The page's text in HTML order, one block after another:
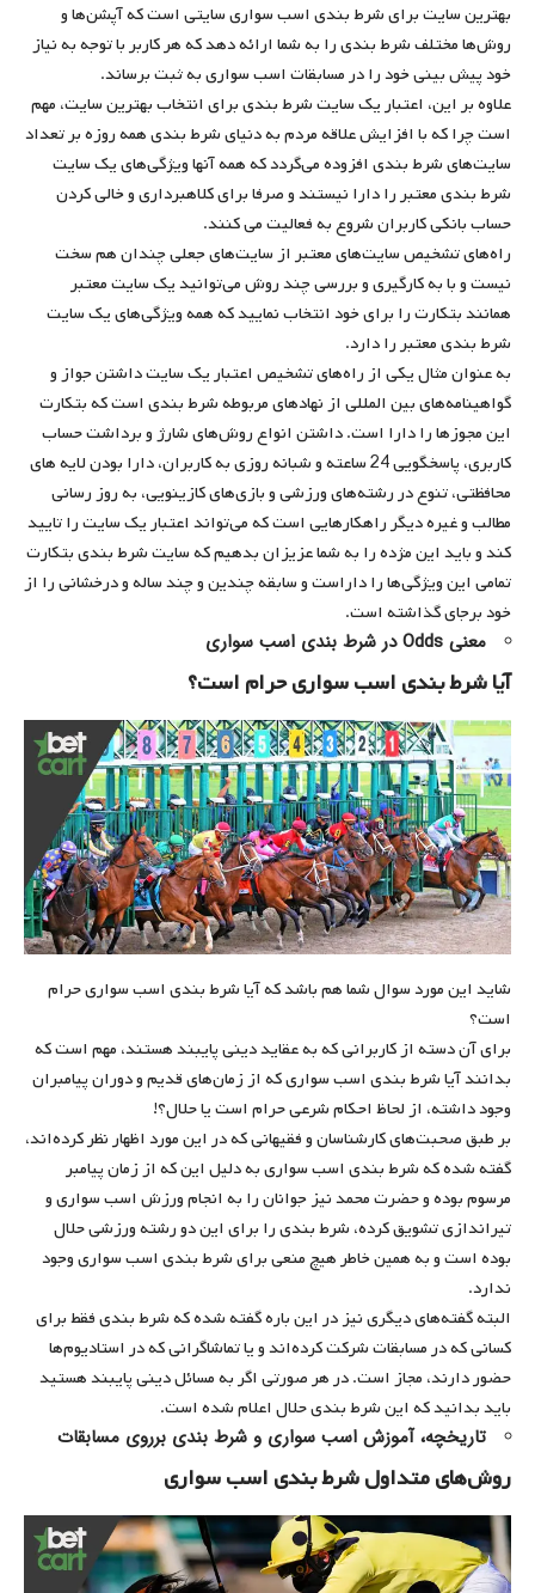
بهترین سایت برای شرط بندی اسب سواری سایتی است که آپشن‌ها و
روش‌ها مختلف شرط بندی را به شما ارائه دهد که هر کاربر با توجه به نیاز
خود پیش بینی خود را در مسابقات اسب سواری به ثبت برساند.
علاوه بر این، اعتبار یک سایت شرط بندی برای انتخاب بهترین سایت، مهم
است چرا که با افزایش علاقه مردم به دنیای شرط بندی همه روزه بر تعداد
سایت‌های شرط بندی افزوده می‌گردد که همه آنها ویژگی‌های یک سایت
شرط بندی معتبر را دارا نیستند و صرفا برای کلاهبرداری و خالی کردن
حساب بانکی کاربران شروع به فعالیت می کنند.
راه‌های تشخیص سایت‌های معتبر از سایت‌های جعلی چندان هم سخت
نیست و با به کارگیری و بررسی چند روش می‌توانید یک سایت معتبر
همانند بتکارت را برای خود انتخاب نمایید که همه ویژگی‌های یک سایت
شرط بندی معتبر را دارد.
به عنوان مثال یکی از راه‌های تشخیص اعتبار یک سایت داشتن جواز و
گواهینامه‌های بین المللی از نهادهای مربوطه شرط بندی است که بتکارت
این مجوزها را دارا است. داشتن انواع روش‌های شارژ و برداشت حساب
کاربری، پاسخگویی 24 ساعته و شبانه روزی به کاربران، دارا بودن لایه های
محافظتی، تنوع در رشته‌های ورزشی و بازی‌های کازینویی، به روز رسانی
مطالب و غیره دیگر راهکارهایی است که می‌تواند اعتبار یک سایت را تایید
کند و باید این مژده را به شما عزیزان بدهیم که سایت شرط بندی بتکارت
تمامی این ویژگی‌ها را داراست و سابقه چندین و چند ساله و درخشانی را از
خود برجای گذاشته است.
معنی Odds در شرط بندی اسب سواری
آیا شرط بندی اسب سواری حرام است؟
شاید این مورد سوال شما هم باشد که آیا شرط بندی اسب سواری حرام
است؟
برای آن دسته از کاربرانی که به عقاید دینی پایبند هستند، مهم است که
بدانند آیا شرط بندی اسب سواری که از زمان‌های قدیم و دوران پیامبران
وجود داشته، از لحاظ احکام شرعی حرام است یا حلال؟!
بر طبق صحبت‌های کارشناسان و فقیهانی که در این مورد اظهار نظر کرده‌اند،
گفته شده که شرط بندی اسب سواری به دلیل این که از زمان پیامبر
مرسوم بوده و حضرت محمد نیز جوانان را به انجام ورزش اسب سواری و
تیراندازی تشویق کرده، شرط بندی را برای این دو رشته ورزشی حلال
بوده است و به همین خاطر هیچ منعی برای شرط بندی اسب سواری وجود
ندارد.
البته گفته‌های دیگری نیز در این باره گفته شده که شرط بندی فقط برای
کسانی که در مسابقات شرکت کرده‌اند و یا تماشاگرانی که در استادیوم‌ها
حضور دارند، مجاز است. در هر صورتی اگر به مسائل دینی پایبند هستید
باید بدانید که این شرط بندی حلال اعلام شده است.
تاریخچه، آموزش اسب سواری و شرط بندی برروی مسابقات
روش‌های متداول شرط بندی اسب سواری